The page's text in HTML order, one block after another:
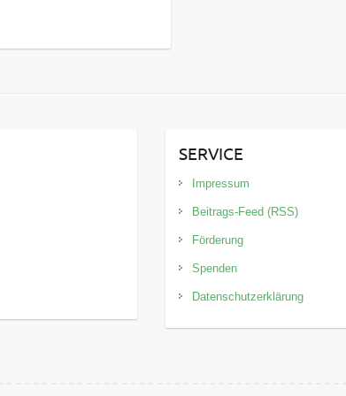
SERVICE
Impressum
Beitrags-Feed (RSS)
Förderung
Spenden
Datenschutzerklärung